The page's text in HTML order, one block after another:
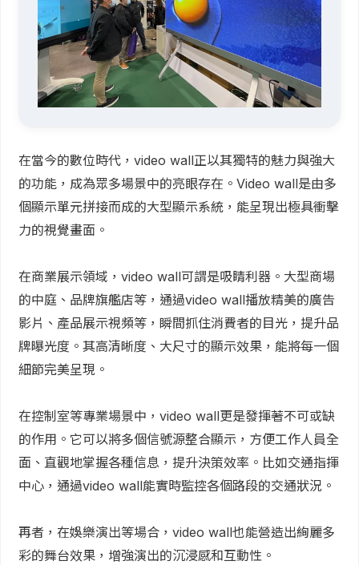
在當今的數位時代，video wall正以其獨特的魅力與強大
的功能，成為眾多場景中的亮眼存在。Video wall是由多
個顯示單元拼接而成的大型顯示系統，能呈現出極具衝擊
力的視覺畫面。
在商業展示領域，video wall可謂是吸睛利器。大型商場
的中庭、品牌旗艦店等，通過video wall播放精美的廣告
影片、產品展示視頻等，瞬間抓住消費者的目光，提升品
牌曝光度。其高清晰度、大尺寸的顯示效果，能將每一個
細節完美呈現。
在控制室等專業場景中，video wall更是發揮著不可或缺
的作用。它可以將多個信號源整合顯示，方便工作人員全
面、直觀地掌握各種信息，提升決策效率。比如交通指揮
中心，通過video wall能實時監控各個路段的交通狀況。
再者，在娛樂演出等場合，video wall也能營造出絢麗多
彩的舞台效果，增強演出的沉浸感和互動性。